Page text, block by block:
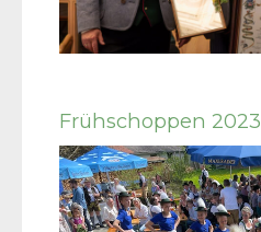
Frühschoppen 2023